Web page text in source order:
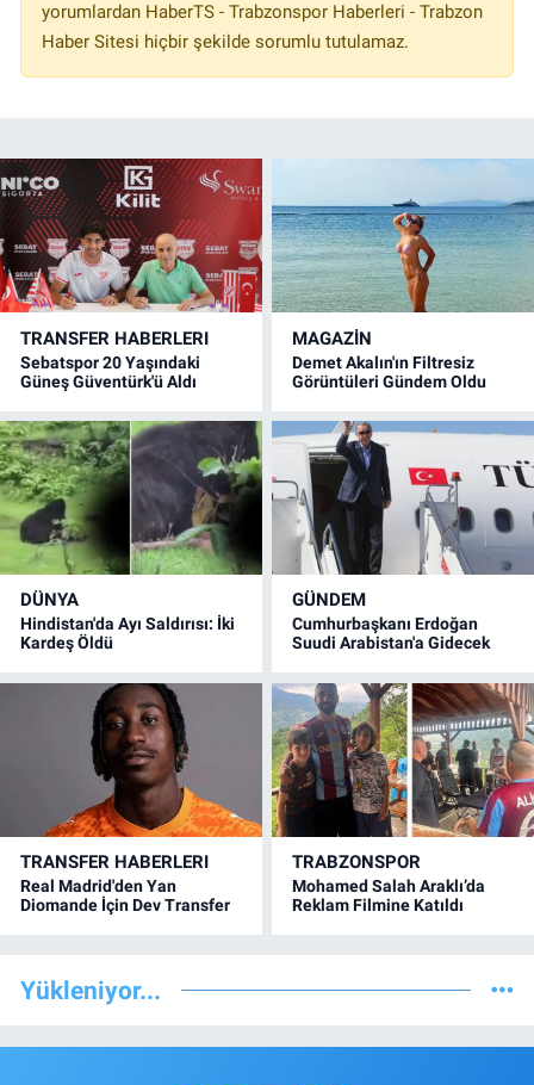
yorumlardan HaberTS - Trabzonspor Haberleri - Trabzon
Haber Sitesi hiçbir şekilde sorumlu tutulamaz.
TRANSFER HABERLERI
Sebatspor 20 Yaşındaki
Güneş Güventürk'ü Aldı
MAGAZİN
Demet Akalın'ın Filtresiz
Görüntüleri Gündem Oldu
DÜNYA
Hindistan'da Ayı Saldırısı: İki
Kardeş Öldü
GÜNDEM
Cumhurbaşkanı Erdoğan
Suudi Arabistan'a Gidecek
TRANSFER HABERLERI
Real Madrid'den Yan
Diomande İçin Dev Transfer
TRABZONSPOR
Mohamed Salah Araklı’da
Reklam Filmine Katıldı
Yükleniyor...